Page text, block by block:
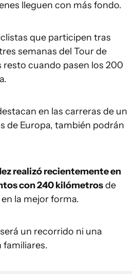
lleguen con más fondo.
que participen tras
semanas del Tour de
cuando pasen los 200
en las carreras de un
de Europa, también podrán
realizó recientemente en
con 240 kilómetrosde
la mejor forma.
un recorrido ni una
familiares.